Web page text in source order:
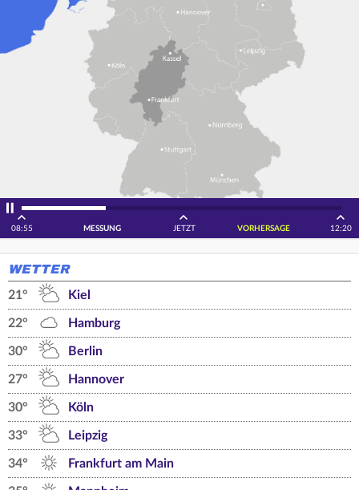
08:55 MESSUNG JETZT VORHERSAGE 12:20
WETTER
21° Kiel
22° Hamburg
30° Berlin
27° Hannover
30° Köln
33° Leipzig
34° Frankfurt am Main